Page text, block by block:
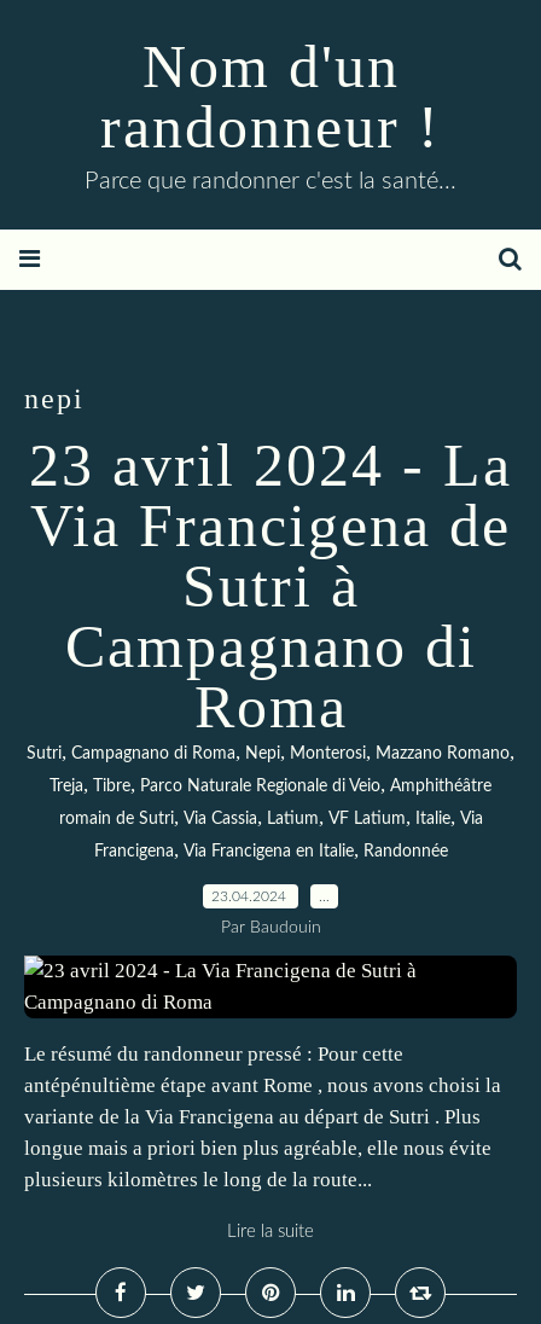
Nom d'un
randonneur !
Parce que randonner c'est la santé...
nepi
23 avril 2024 - La
Via Francigena de
Sutri à
Campagnano di
Roma
Sutri, Campagnano di Roma, Nepi, Monterosi, Mazzano Romano,
Treja, Tibre, Parco Naturale Regionale di Veio, Amphithéâtre
romain de Sutri, Via Cassia, Latium, VF Latium, Italie, Via
Francigena, Via Francigena en Italie, Randonnée
23.04.2024
Par Baudouin
Le résumé du randonneur pressé : Pour cette
antépénultième étape avant Rome , nous avons choisi la
variante de la Via Francigena au départ de Sutri . Plus
longue mais a priori bien plus agréable, elle nous évite
plusieurs kilomètres le long de la route...
Lire la suite